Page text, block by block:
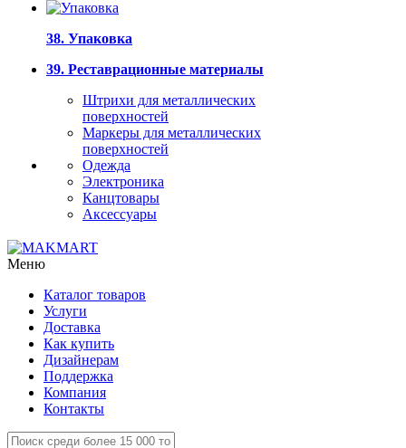
38. Упаковка
39. Реставрационные материалы
Штрихи для металлических
поверхностей
Маркеры для металлических
поверхностей
Одежда
Электроника
Канцтовары
Аксессуары
Меню
Каталог товаров
Услуги
Доставка
Как купить
Дизайнерам
Поддержка
Компания
Контакты